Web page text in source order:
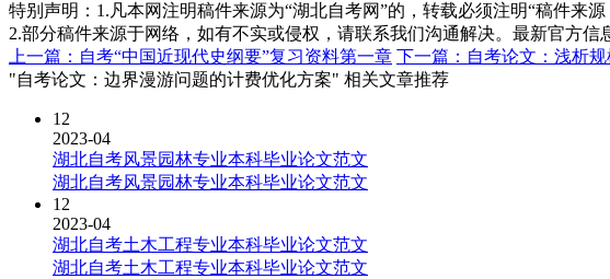
特别声明：1.凡本网注明稿件来源为“湖北自考网”的，转载必须注明“稿件来
2.部分稿件来源于网络，如有不实或侵权，请联系我们沟通解决。最新官方信
上一篇：自考“中国近现代史纲要”复习资料第一章 下一篇：自考论文：浅析
"自考论文：边界漫游问题的计费优化方案" 相关文章推荐
12
2023-04
湖北自考风景园林专业本科毕业论文范文
湖北自考风景园林专业本科毕业论文范文
12
2023-04
湖北自考土木工程专业本科毕业论文范文
湖北自考土木工程专业本科毕业论文范文